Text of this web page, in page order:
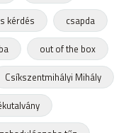
kérdés
csapda
out of the box
Csíkszentmihályi Mihály